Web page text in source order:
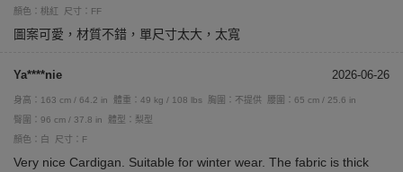
顏色：桃紅
尺寸：FF
圖案可愛，材質不錯，單尺寸太大，太寬
Ya****nie 2026-06-26
身高：163 cm / 64.2 in 體重：49 kg / 108 lbs 胸圍：不提供
腰圍：65 cm / 25.6 in
臀圍：96 cm / 37.8 in
體型：梨型
顏色：白
尺寸：F
Very nice Cardigan. Suitable for winter wear. The fabric is thick